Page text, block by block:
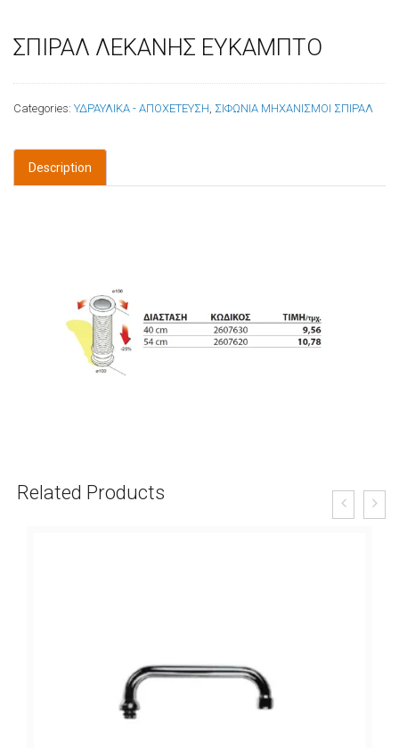
ΣΠΙΡΑΛ ΛΕΚΑΝΗΣ ΕΥΚΑΜΠΤΟ
Categories: ΥΔΡΑΥΛΙΚΑ - ΑΠΟΧΕΤΕΥΣΗ ΣΙΦΩΝΙΑ ΜΗΧΑΝΙΣΜΟΙ ΣΠΙΡΑΛ
Description
Related Products